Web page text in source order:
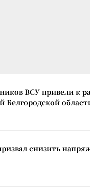
ВСУ привели к
Белгородской
снизить